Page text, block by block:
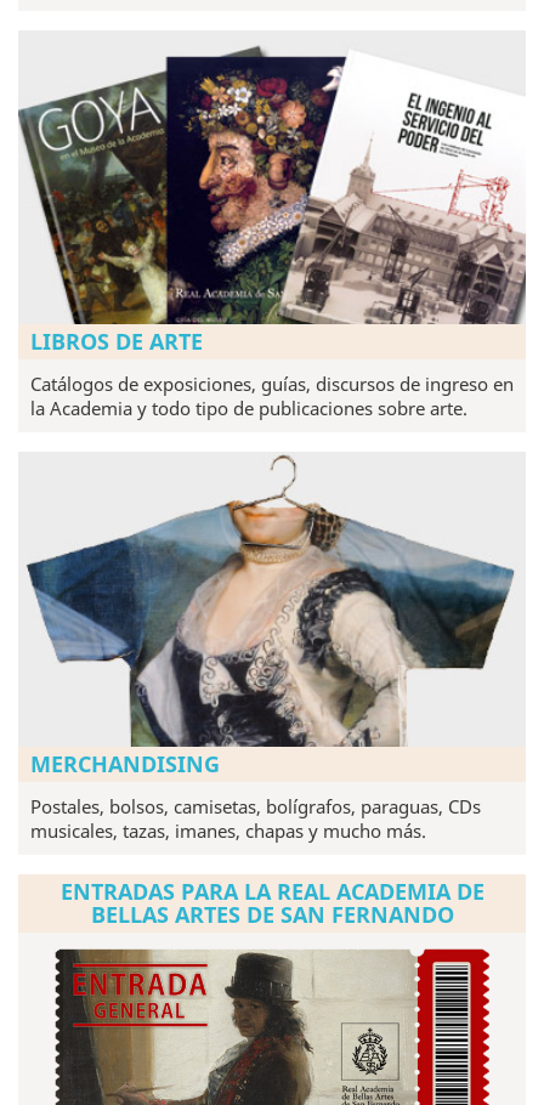
LIBROS DE ARTE
Catálogos de exposiciones, guías, discursos de ingreso en
la Academia y todo tipo de publicaciones sobre arte.
MERCHANDISING
Postales, bolsos, camisetas, bolígrafos, paraguas, CDs
musicales, tazas, imanes, chapas y mucho más.
ENTRADAS PARA LA REAL ACADEMIA DE
BELLAS ARTES DE SAN FERNANDO